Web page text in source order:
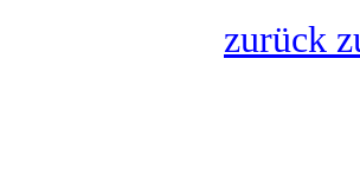
zurück